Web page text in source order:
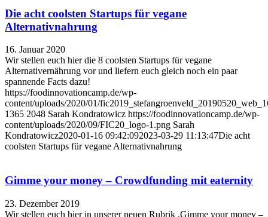
Die acht coolsten Startups für vegane
Alternativnahrung
16. Januar 2020
Wir stellen euch hier die 8 coolsten Startups für vegane
Alternativernährung vor und liefern euch gleich noch ein paar
spannende Facts dazu!
https://foodinnovationcamp.de/wp-
content/uploads/2020/01/
1365 2048 Sarah Kondratowicz https://foodinnovationcamp.de/wp-
content/uploads/2020/09/FIC20_logo-1.png Sarah
Kondratowicz2020-01-16 09:42:092023-03-29 11:13:47Die acht
coolsten Startups für vegane Alternativnahrung
Gimme your money – Crowdfunding mit eaternity
23. Dezember 2019
Wir stellen euch hier in unserer neuen Rubrik ,Gimme your money –